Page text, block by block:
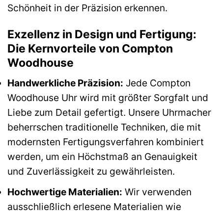
Schönheit in der Präzision erkennen.
Exzellenz in Design und Fertigung:
Die Kernvorteile von Compton
Woodhouse
Handwerkliche Präzision: Jede Compton
Woodhouse Uhr wird mit größter Sorgfalt und
Liebe zum Detail gefertigt. Unsere Uhrmacher
beherrschen traditionelle Techniken, die mit
modernsten Fertigungsverfahren kombiniert
werden, um ein Höchstmaß an Genauigkeit
und Zuverlässigkeit zu gewährleisten.
Hochwertige Materialien: Wir verwenden
ausschließlich erlesene Materialien wie